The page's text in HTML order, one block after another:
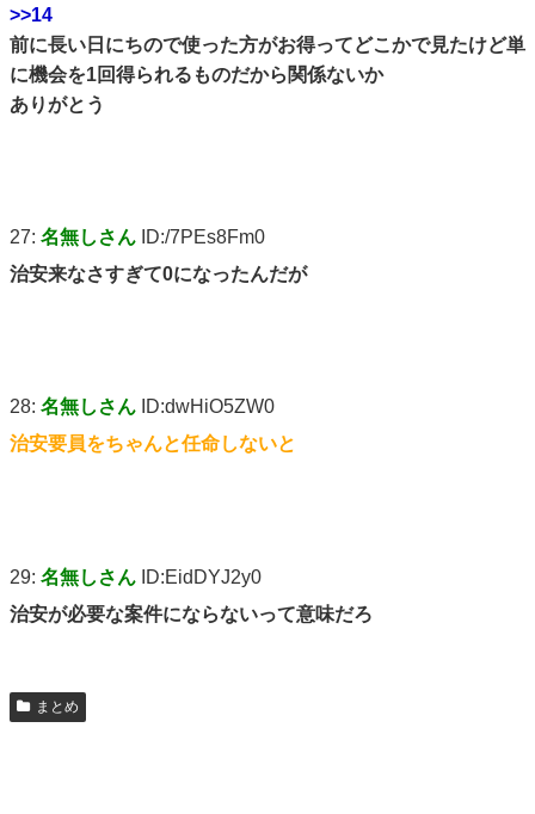
>>14
前に長い日にちので使った方がお得ってどこかで見たけど単
に機会を1回得られるものだから関係ないか
ありがとう
27: 名無しさん ID:/7PEs8Fm0
治安来なさすぎて0になったんだが
28: 名無しさん ID:dwHiO5ZW0
治安要員をちゃんと任命しないと
29: 名無しさん ID:EidDYJ2y0
治安が必要な案件にならないって意味だろ
まとめ